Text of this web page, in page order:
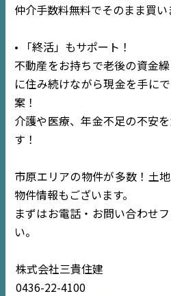
仲介手数料無料でそのまま買い
• 「終活」もサポート！
不動産をお持ちで老後の資金
に住み続けながら現金を手に
案！
介護や医療、年金不足の不安
す！
市原エリアの物件が多数！土
物件情報もございます。
まずはお電話・お問い合わせ
い。
株式会社三貴住建
0436-22-4100